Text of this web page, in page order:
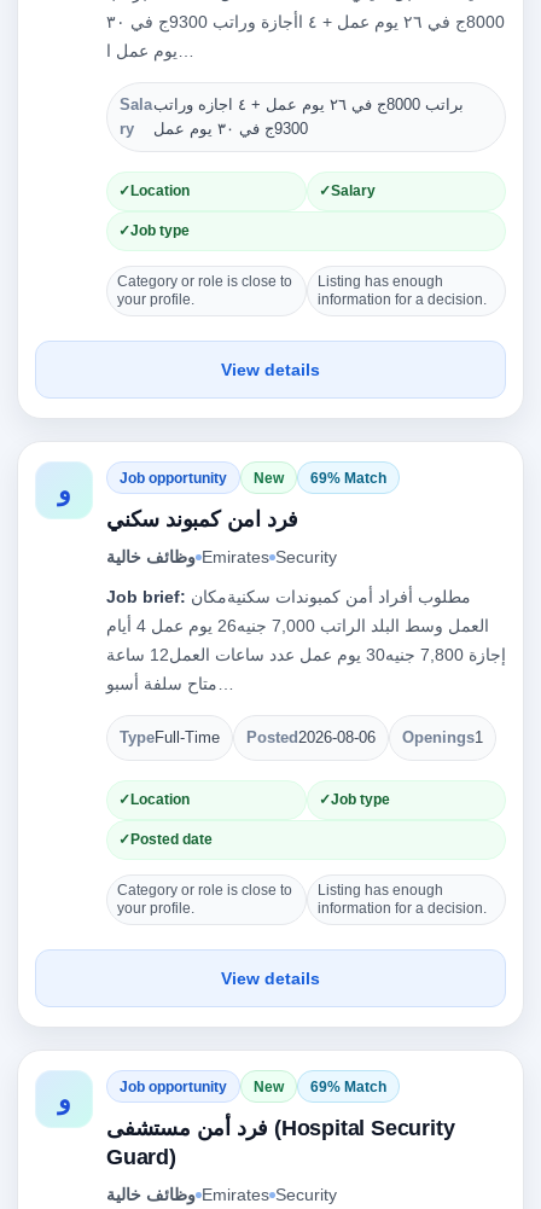
8000ج في ٢٦ يوم عمل + ٤ اأجازة وراتب 9300ج في ٣٠
Sala
ry
براتب 8000ج في ٢٦ يوم عمل + ٤ اجازه وراتب
9300ج في ٣٠ يوم عمل
Location Salary
Job type
Category or role is close to
your profile.
Listing has enough
information for a decision.
View details
و Job opportunity New 69% Match
فرد امن كمبوند سكني
وظائف خالية Emirates Security
Job brief:
العمل وسط البلد الراتب 7,000 جنيه26 يوم عمل 4 أيام
إجازة 7,800 جنيه30 يوم عمل عدد ساعات العمل12 ساعة
TypeFull-Time Posted2026-08-06 Openings1
Location Job type
Posted date
Category or role is close to
your profile.
Listing has enough
information for a decision.
View details
و Job opportunity New 69% Match
فرد أمن مستشفى (Hospital Security
Guard)
وظائف خالية Emirates Security